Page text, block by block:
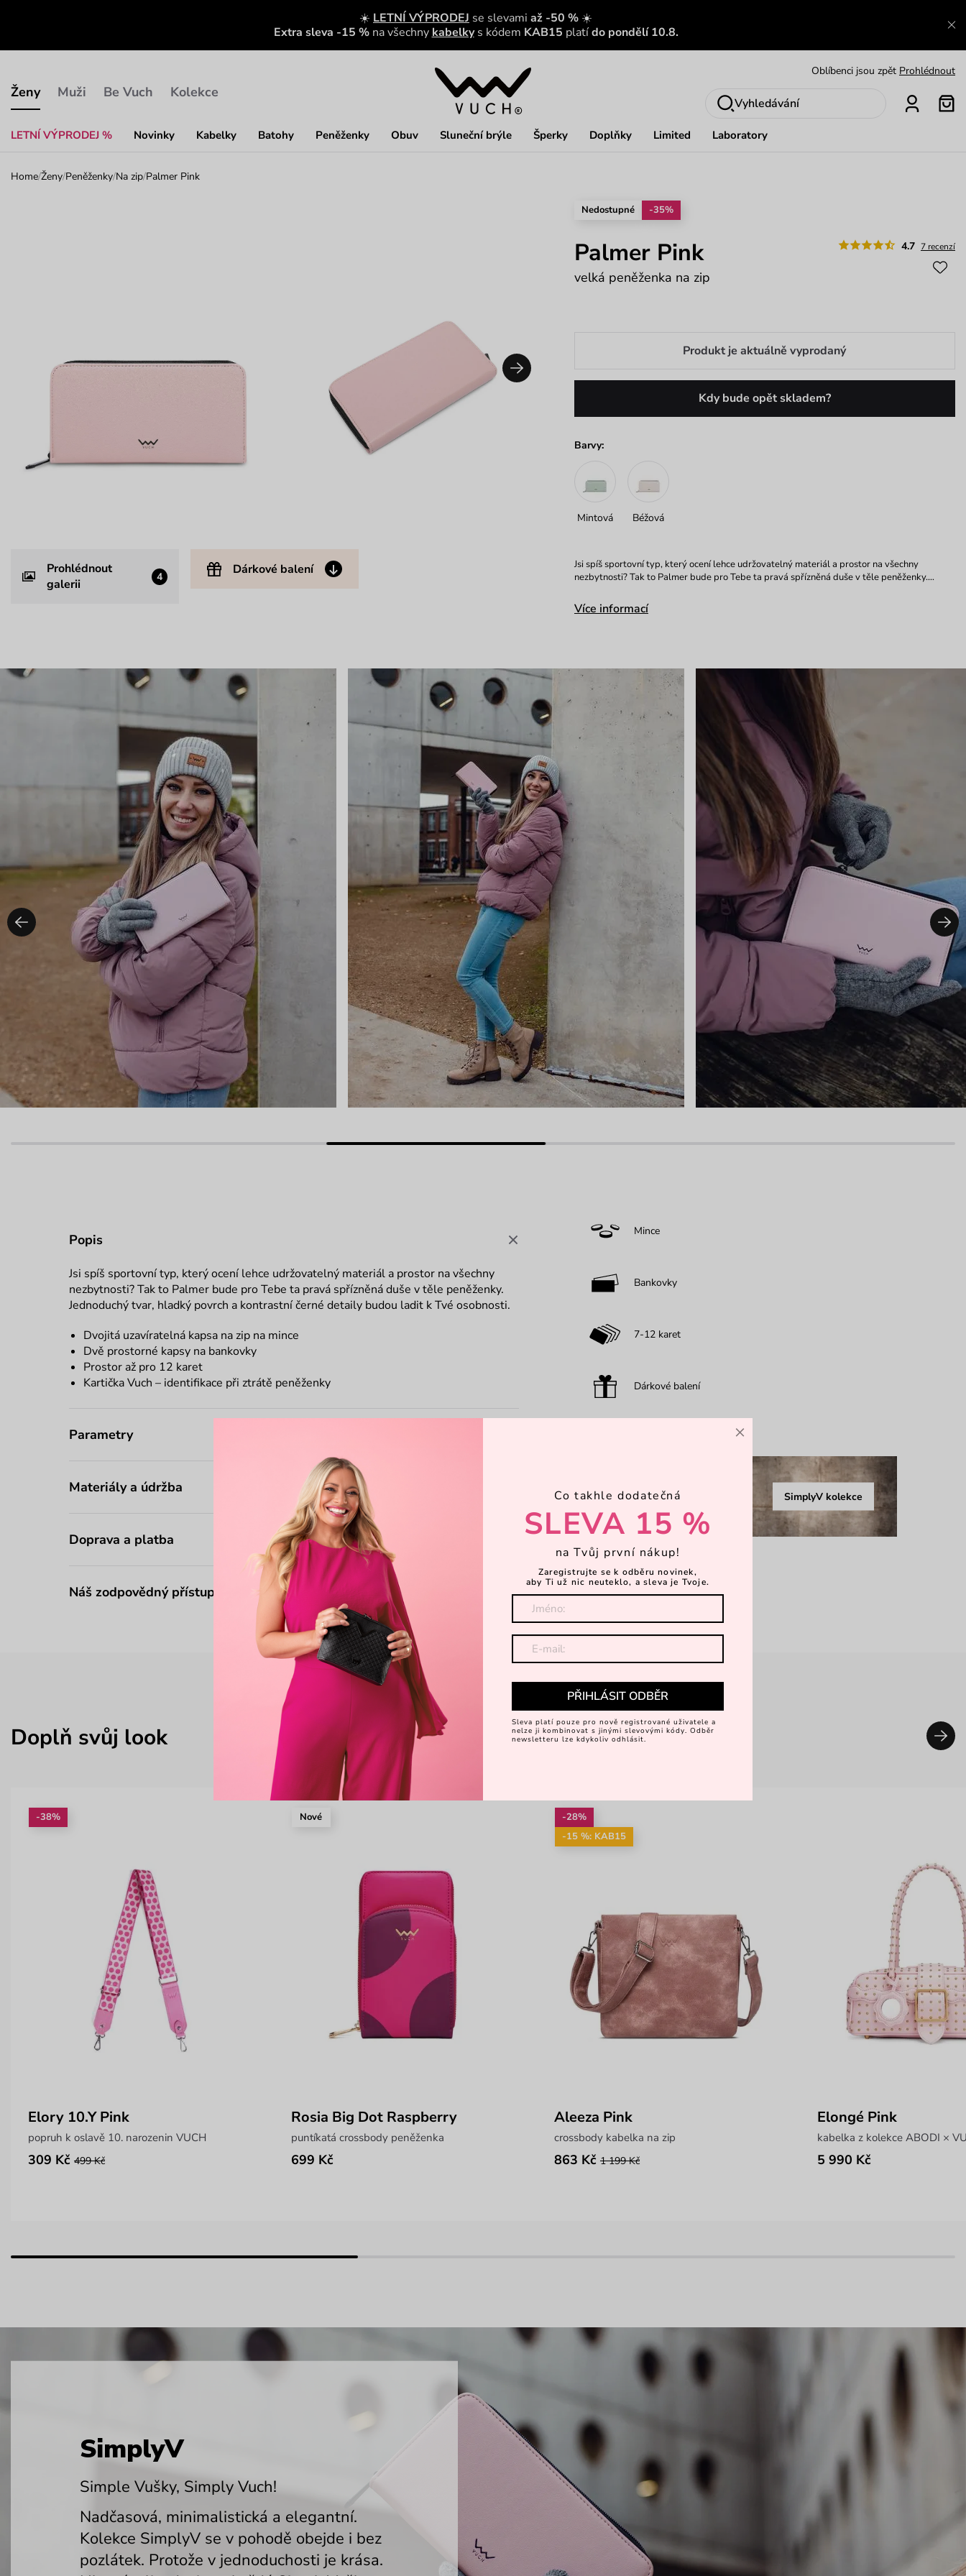
☀️ LETNÍ VÝPRODEJ se slevami až -50 % ☀️
Extra sleva -15 % na všechny kabelky s kódem KAB15 platído pondělí 10.8.
Ženy
LETNÍ VÝPRODEJ % Novinky Kabelky Batohy Peněženky Obuv Sluneční brýle Šperky Doplňky Limited Laboratory
Muži Be Vuch Kolekce
Oblíbenci jsou zpět Prohlédnout
Nech se inspirovat Ukázat
Vyhledávání
Home/Ženy/Peněženky/Na zip/Palmer Pink
Prohlédnout
galerii
4 Dárkové balení
Nedostupné -35%
4.7 7 recenzí
Palmer Pink
velká peněženka na zip
Produkt je aktuálně vyprodaný
Kdy bude opět skladem?
Barvy:
Mintová Béžová
Jsi spíš sportovní typ, který ocení lehce udržovatelný materiál a prostor na všechny
nezbytnosti? Tak to Palmer bude pro Tebe ta pravá spřízněná duše v těle peněženky.…
Více informací
Popis
Jsi spíš sportovní typ, který ocení lehce udržovatelný materiál a prostor na všechny
nezbytnosti? Tak to Palmer bude pro Tebe ta pravá spřízněná duše v těle peněženky.
Jednoduchý tvar, hladký povrch a kontrastní černé detaily budou ladit k Tvé osobnosti.
Dvojitá uzavíratelná kapsa na zip na mince
Dvě prostorné kapsy na bankovky
Prostor až pro 12 karet
Kartička Vuch – identifikace při ztrátě peněženky
Parametry
Materiály a údržba
Doprava a platba
Náš zodpovědný přístup
Mince
Bankovky
7-12 karet
Dárkové balení
SimplyV kolekce
Doplň svůj look
-38%
Elory 10.Y Pink
popruh k oslavě 10. narozenin VUCH
309 Kč 499 Kč
Nové
Rosia Big Dot Raspberry
puntíkatá crossbody peněženka
699 Kč
-28%
-15 %: KAB15
Aleeza Pink
crossbody kabelka na zip
863 Kč 1 199 Kč
Elongé Pink
kabelka z kolekce ABODI ×
5 990 Kč
SimplyV
Simple Vušky, Simply Vuch!
Nadčasová, minimalistická a elegantní.
Kolekce SimplyV se v pohodě obejde i bez
pozlátek. Protože v jednoduchosti je krása.
×
Co takhle dodatečná
SLEVA 15 %
na Tvůj první nákup!
Zaregistrujte se k odběru novinek,
aby Ti už nic neuteklo, a sleva je Tvoje.
PŘIHLÁSIT ODBĚR
Sleva platí pouze pro nově registrované uživatele a
nelze ji kombinovat s jinými slevovými kódy. Odběr
newsletteru lze kdykoliv odhlásit.